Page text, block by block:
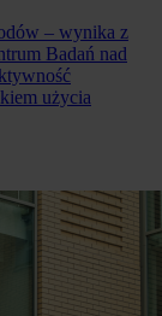
– wynika z
Badań nad
użycia